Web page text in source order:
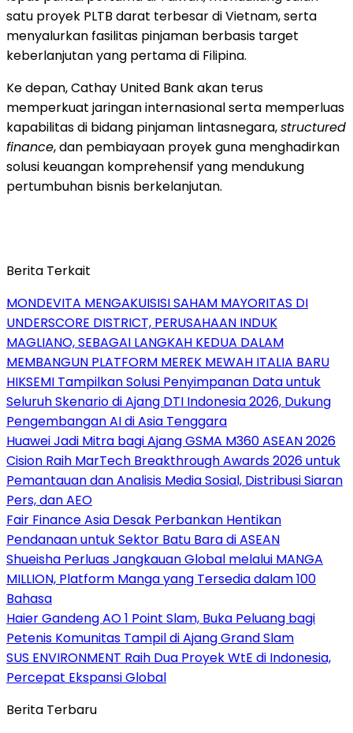
satu proyek PLTB darat terbesar di Vietnam, serta
menyalurkan fasilitas pinjaman berbasis target
keberlanjutan yang pertama di Filipina.
Ke depan, Cathay United Bank akan terus
memperkuat jaringan internasional serta memperluas
kapabilitas di bidang pinjaman lintasnegara,structured
finance, dan pembiayaan proyek guna menghadirkan
solusi keuangan komprehensif yang mendukung
pertumbuhan bisnis berkelanjutan.
Berita Terkait
MONDEVITA MENGAKUISISI SAHAM MAYORITAS DI
UNDERSCORE DISTRICT, PERUSAHAAN INDUK
MAGLIANO, SEBAGAI LANGKAH KEDUA DALAM
MEMBANGUN PLATFORM MEREK MEWAH ITALIA BARU
HIKSEMI Tampilkan Solusi Penyimpanan Data untuk
Seluruh Skenario di Ajang DTI Indonesia 2026, Dukung
Pengembangan AI di Asia Tenggara
Huawei Jadi Mitra bagi Ajang GSMA M360 ASEAN 2026
Cision Raih MarTech Breakthrough Awards 2026 untuk
Pemantauan dan Analisis Media Sosial, Distribusi Siaran
Pers, dan AEO
Fair Finance Asia Desak Perbankan Hentikan
Pendanaan untuk Sektor Batu Bara di ASEAN
Shueisha Perluas Jangkauan Global melalui MANGA
MILLION, Platform Manga yang Tersedia dalam 100
Bahasa
Haier Gandeng AO 1 Point Slam, Buka Peluang bagi
Petenis Komunitas Tampil di Ajang Grand Slam
SUS ENVIRONMENT Raih Dua Proyek WtE di Indonesia,
Percepat Ekspansi Global
Berita Terbaru